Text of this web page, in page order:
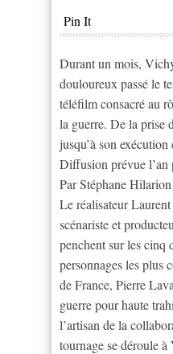
Pin It
Durant un mois,
douloureux passé le
téléfilm consacré au
la guerre. De la prise
jusqu’à son
Diffusion prévue l’an
Par Stéphane Hilarion
Le réalisateur
scénariste et
penchent sur les cinq
personnages les plus
de France, Pierre
guerre pour haute
l’artisan de la
tournage se déroule